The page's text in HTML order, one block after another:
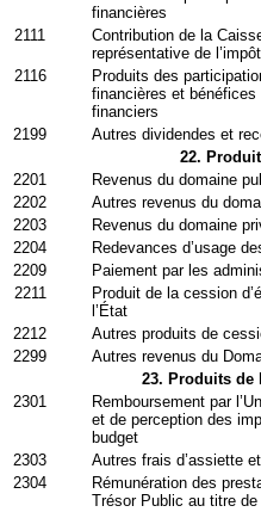
financières
2111
Contribution de la
représentative de
2116
Produits des
financières et
financiers
2199
Autres dividendes et
22.
2201
Revenus du domaine
2202
Autres revenus du
2203
Revenus du domaine
2204
Redevances d’usage
2209
Paiement par les
2211
Produit de la cession
l’État
2212
Autres produits de
2299
Autres revenus du
23. Produits de
2301
Remboursement par
et de perception des
budget
2303
Autres frais d’assiette
2304
Rémunération des
Trésor Public au titre de